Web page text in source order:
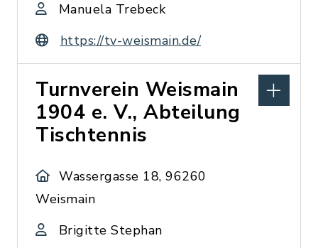
Manuela Trebeck
https://tv-weismain.de/
Turnverein Weismain
1904 e. V., Abteilung
Tischtennis
Wassergasse 18, 96260
Weismain
Brigitte Stephan